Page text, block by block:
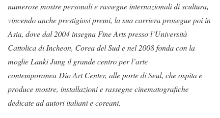
numerose mostre personali e rassegne internazionali di scultura,
vincendo anche prestigiosi premi, la sua carriera prosegue poi in
Asia, dove dal 2004 insegna Fine Arts presso l’Università
Cattolica di Incheon, Corea del Sud e nel 2008 fonda con la
moglie Lanki Jung il grande centro per l’arte
contemporanea Dio Art Center, alle porte di Seul, che ospita e
produce mostre, installazioni e rassegne cinematografiche
dedicate ad autori italiani e coreani.